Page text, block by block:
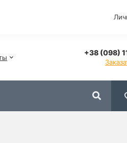
+38 (098)